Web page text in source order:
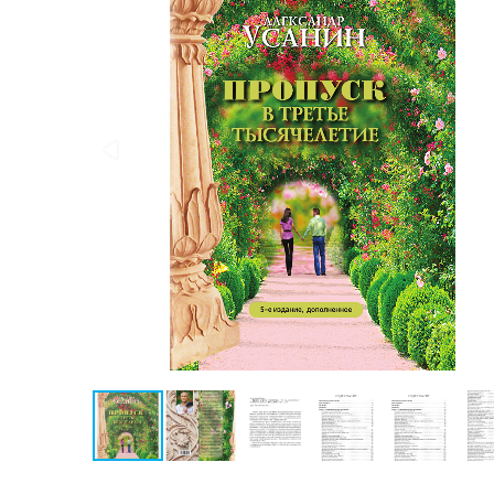
Публицистика
Конспирология
Политика
Религия